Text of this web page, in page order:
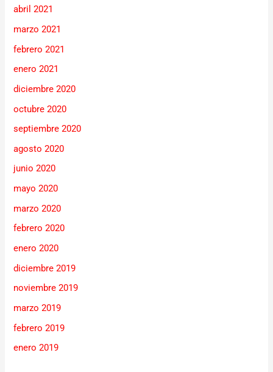
abril 2021
marzo 2021
febrero 2021
enero 2021
diciembre 2020
octubre 2020
septiembre 2020
agosto 2020
junio 2020
mayo 2020
marzo 2020
febrero 2020
enero 2020
diciembre 2019
noviembre 2019
marzo 2019
febrero 2019
enero 2019